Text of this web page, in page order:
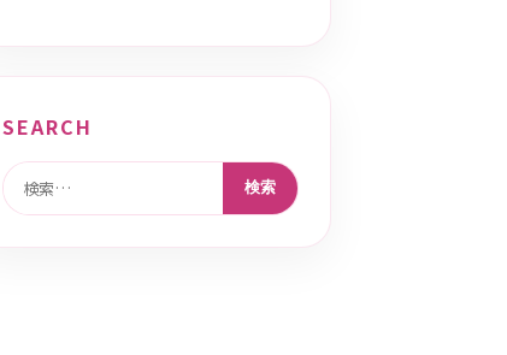
SEARCH
検索: